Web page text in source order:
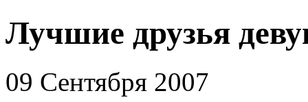
Лучшие друзья
09 Сентября 2007